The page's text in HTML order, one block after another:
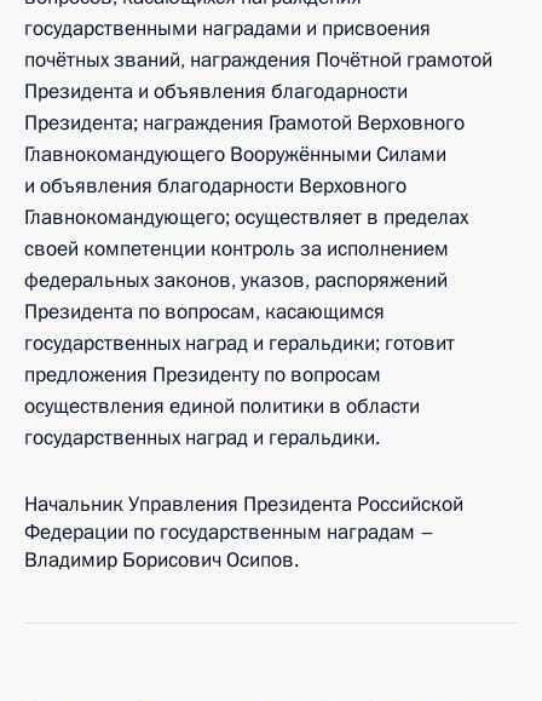
государственными наградами и присвоения
почётных званий, награждения Почётной грамотой
Президента и объявления благодарности
Президента; награждения Грамотой Верховного
Главнокомандующего Вооружёнными Силами
и объявления благодарности Верховного
Главнокомандующего; осуществляет в пределах
своей компетенции контроль за исполнением
федеральных законов, указов, распоряжений
Президента по вопросам, касающимся
государственных наград и геральдики; готовит
предложения Президенту по вопросам
осуществления единой политики в области
государственных наград и геральдики.
Начальник Управления Президента Российской
Федерации по государственным наградам –
Владимир Борисович Осипов.